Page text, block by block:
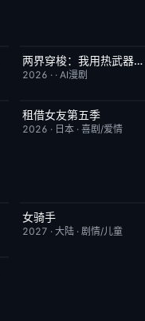
完结 10.0两界穿梭：我用热武器物理横推修真界
2026 · · AI漫剧
已完结
租借女友第五季
2026 · 日本· 喜剧/爱情
7月15日更新
女骑手
2027 · 大陆· 剧情/儿童